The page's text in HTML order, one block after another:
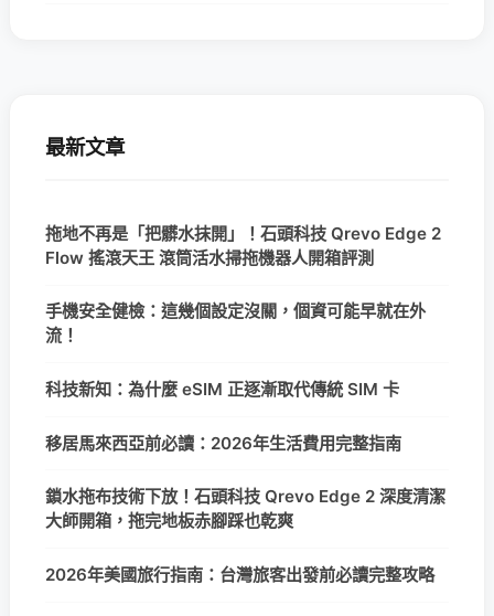
最新文章
拖地不再是「把髒水抹開」！石頭科技 Qrevo Edge 2
Flow 搖滾天王 滾筒活水掃拖機器人開箱評測
手機安全健檢：這幾個設定沒關，個資可能早就在外
流！
科技新知：為什麼 eSIM 正逐漸取代傳統 SIM 卡
移居馬來西亞前必讀：2026年生活費用完整指南
鎖水拖布技術下放！石頭科技 Qrevo Edge 2 深度清潔
大師開箱，拖完地板赤腳踩也乾爽
2026年美國旅行指南：台灣旅客出發前必讀完整攻略